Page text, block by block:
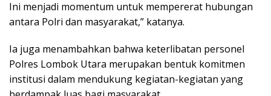
Ini menjadi momentum untuk mempererat hubungan
antara Polri dan masyarakat,” katanya.
Ia juga menambahkan bahwa keterlibatan personel
Polres Lombok Utara merupakan bentuk komitmen
institusi dalam mendukung kegiatan-kegiatan yang